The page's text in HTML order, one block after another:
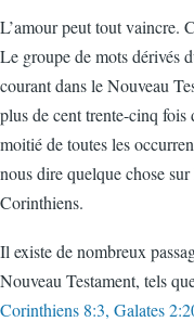
L’amour peut tout vaincre.
Le groupe de mots dérivés
courant dans le Nouveau
plus de cent trente-cinq fois
moitié de toutes les
nous dire quelque chose
Corinthiens.
Il existe de nombreux
Nouveau Testament, tels
Corinthiens 8:3, Galates